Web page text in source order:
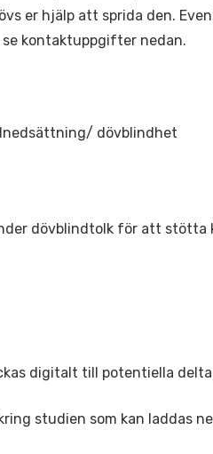
er hjälp att sprida den.
kontaktuppgifter nedan.
dövblindhet
dövblindtolk för att stötta
digitalt till potentiella
studien som kan laddas